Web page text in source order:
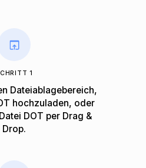
1
Dateiablagebereich,
hochzuladen, oder
DOT per Drag &
Drop.